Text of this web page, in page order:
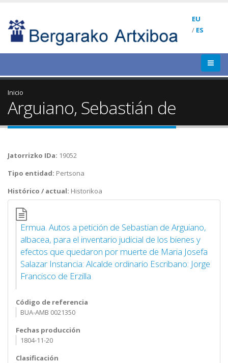
EU
/ ES
Inicio
Arguiano, Sebastián de
Jatorrizko IDa: 19052
Tipo entidad: Pertsona
Histórico / actual: Historikoa
Ermua. Autos a petición de Sebastian de Arguiano,
albacea, para el inventario judicial de los bienes y
efectos que quedaron por muerte de Maria Josefa
Salazar Instancia: Alcalde ordinario Escribano: Jorge
Francisco de Erzilla
Código de referencia
BUA-AMB 0021350
Fechas producción
1804-11-20
Clasificación